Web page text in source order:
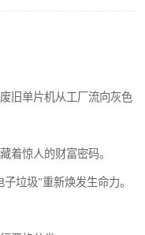
旧单片机从工厂流向灰色
着惊人的财富密码。
垃圾"重新焕发生命力。